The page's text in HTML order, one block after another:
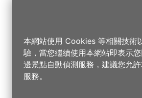
本網站使用 Cookies 等相關技術
驗，當您繼續使用本網站即表示
邊景點自動偵測服務，建議您允
服務。